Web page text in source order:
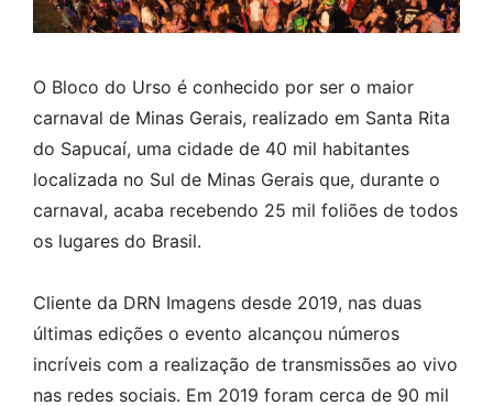
O Bloco do Urso é conhecido por ser o maior
carnaval de Minas Gerais, realizado em Santa Rita
do Sapucaí, uma cidade de 40 mil habitantes
localizada no Sul de Minas Gerais que, durante o
carnaval, acaba recebendo 25 mil foliões de todos
os lugares do Brasil.
Cliente da DRN Imagens desde 2019, nas duas
últimas edições o evento alcançou números
incríveis com a realização de transmissões ao vivo
nas redes sociais. Em 2019 foram cerca de 90 mil